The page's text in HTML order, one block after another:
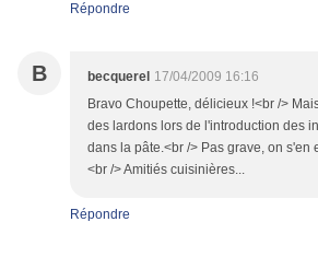
Répondre
B becquerel 17/04/2009 16:16
Bravo Choupette, délicieux !<br />
des lardons lors de l'introduction des
dans la pâte.<br /> Pas grave, on s'en
<br /> Amitiés cuisinières...
Répondre